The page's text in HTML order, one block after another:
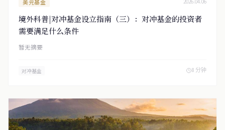
美元基金 2026.04.06
境外科普|对冲基金设立指南（三）：对冲基金的投资者
需要满足什么条件
暂无摘要
对冲基金 8 分钟